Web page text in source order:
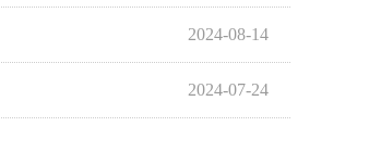
2024-08-14
2024-07-24